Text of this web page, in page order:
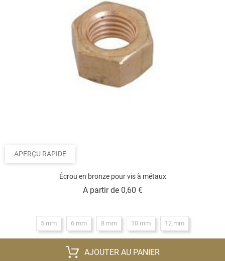
APERÇU RAPIDE
Écrou en bronze pour vis à métaux
A partir de 0,60 €Prix
5 mm 6 mm 8 mm 10 mm 12 mm
AJOUTER AU PANIER